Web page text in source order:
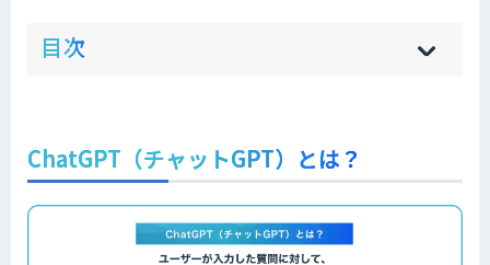
目次 hi
]
sh
]
ChatGPT（チャットGPT）とは？